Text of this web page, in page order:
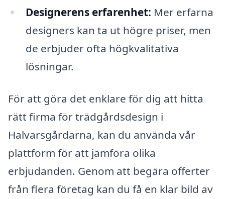
Designerens erfarenhet: Mer erfarna
designers kan ta ut högre priser, men
de erbjuder ofta högkvalitativa
lösningar.
För att göra det enklare för dig att hitta
rätt firma för trädgårdsdesign i
Halvarsgårdarna, kan du använda vår
plattform för att jämföra olika
erbjudanden. Genom att begära offerter
från flera företag kan du få en klar bild av